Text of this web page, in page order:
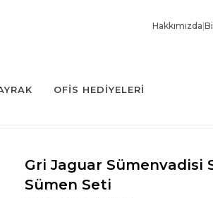
OFIS HEDIYELERI
Gri Jaguar Sümenvadisi
Sümen Seti
Hakkımızda